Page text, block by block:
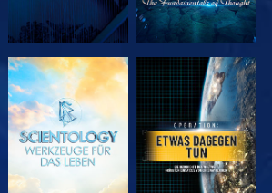
SERIE
ENTDECKEN
ANSEHEN